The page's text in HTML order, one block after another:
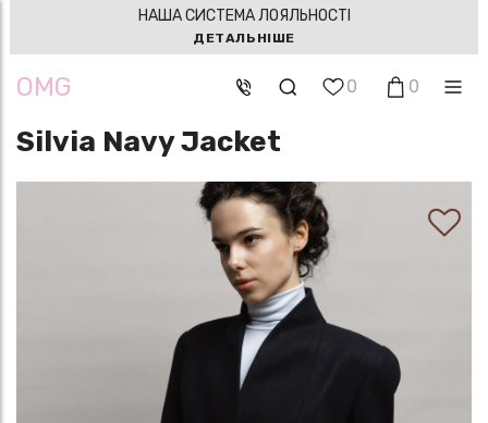
НАША СИСТЕМА ЛОЯЛЬНОСТІ
ДЕТАЛЬНІШЕ
OMG 0 0
Silvia Navy Jacket